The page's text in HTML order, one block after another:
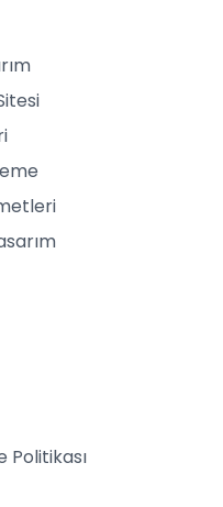
Politikası